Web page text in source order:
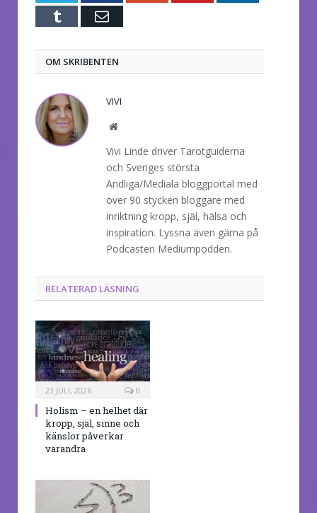
Tumblr E-
OM SKRIBENTEN
VIVI
Website
Vivi Linde driver Tarotguiderna
och Sveriges största
Andliga/Mediala bloggportal med
över 90 stycken bloggare med
inriktning kropp, själ, hälsa och
inspiration. Lyssna även gärna på
Podcasten Mediumpodden.
RELATERAD LÄSNING
23 JULI, 2026 0
Holism – en helhet där
kropp, själ, sinne och
känslor påverkar
varandra